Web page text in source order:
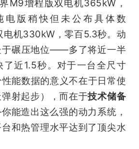
M9增程版双电机365kW，
电版稍快但未公布具体数
电机330kW，零百5.3秒。动
于碾压地位——多了将近一半
了近1.5秒。对于一台全尺寸
能数据的意义不在于日常使
射起步），而在于技术储备
能造出这么强的动力系统，
和热管理水平达到了顶尖水